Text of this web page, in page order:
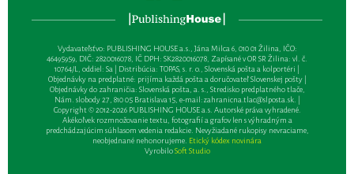
Vydavateľsťvo: PUBLISHING HOUSE a.s., Jána Milca 6, 010 01 Žilina, IČO:
46495959, DIČ: 2820016078, IČ DPH: SK2820016078, Zapísané v OR SR Žilina: vl. č.
10764/L, oddiel: Sa | Distribúcia: TOPAS, s. r. o., Slovenská pošta a kolportéri |
Objednávky na predplatné: prijíma každá pošta a doručovateľ Slovenskej pošty |
Objednávky do zahraničia: Slovenská pošta, a. s., Stredisko predplatného tlače,
Nám. slobody 27, 810 05 Bratislava 15, e-mail:zahranicna.tlac@slposta.sk. |
Copyright © 2012-2026 PUBLISHING HOUSE a.s. Autorské práva vyhradené.
Akékoľvek rozmnožovanie textu, fotografií a grafov len s výhradným a
predchádzajúcim súhlasom vedenia redakcie. Nevyžiadané rukopisy nevraciame,
neobjednané nehonorujeme. Etický kódex novinára
VyrobiloSoft Studio